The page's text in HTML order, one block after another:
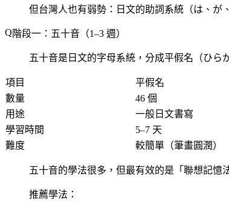
但台灣人也有弱勢：日文的助詞系統（は、が
階段一：五十音（1–3 週）
五十音是日文的字母系統，分成平假名（ひら
項目 平假名
數量
46 個
用途
一般日文書寫
學習時間
5–7 天
難度
較簡單（筆畫圓潤）
五十音的學法很多，但最有效的是「聯想記憶
推薦學法：